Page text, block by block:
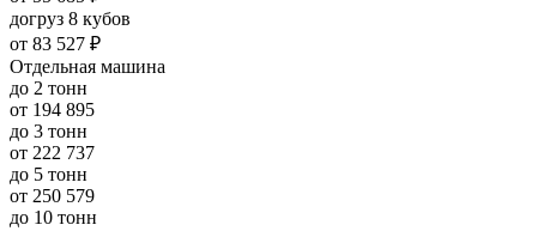
догруз 8 кубов
от 83 527 ₽
Отдельная машина
до 2 тонн
от 194 895
до 3 тонн
от 222 737
до 5 тонн
от 250 579
до 10 тонн